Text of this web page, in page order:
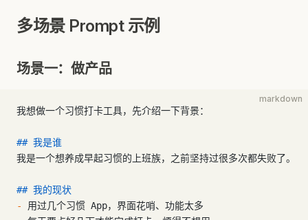
多场景 Prompt 示例
场景一：做产品
markdown
我想做一个习惯打卡工具，先介绍一下背景：
## 我是谁
我是一个想养成早起习惯的上班族，之前坚持过很多次都失败了。
## 我的现状
-
用过几个习惯 App，界面花哨、功能太多